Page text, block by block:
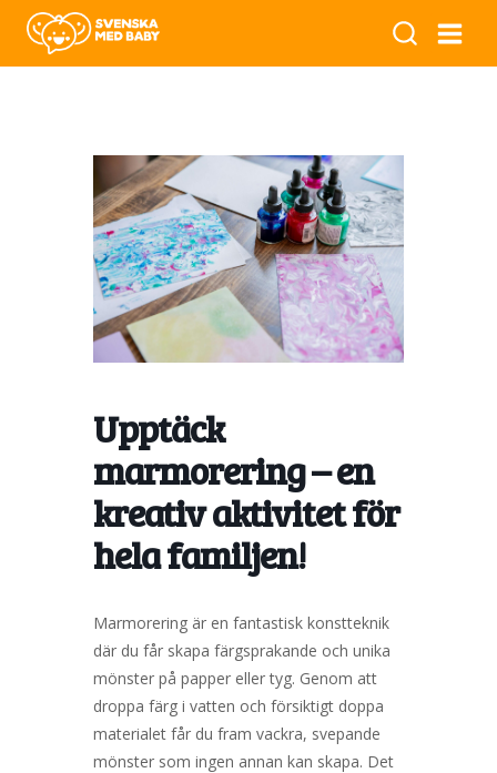
Upptäck
marmorering – en
kreativ aktivitet för
hela familjen!
Marmorering är en fantastisk konstteknik
där du får skapa färgsprakande och unika
mönster på papper eller tyg. Genom att
droppa färg i vatten och försiktigt doppa
materialet får du fram vackra, svepande
mönster som ingen annan kan skapa. Det